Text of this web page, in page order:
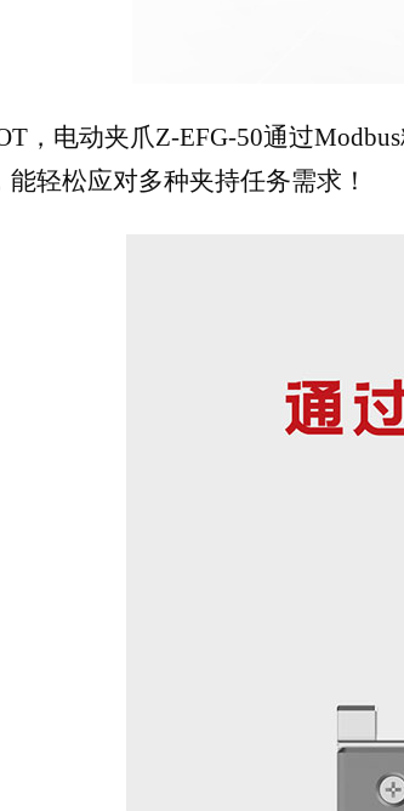
，电动夹爪Z-EFG-50通过
能轻松应对多种夹持任务需求！